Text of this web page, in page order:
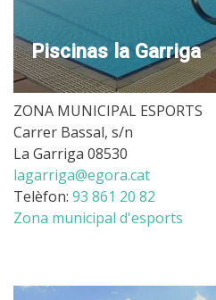
Piscinas la Garriga
ZONA MUNICIPAL ESPORTS
Carrer Bassal, s/n
La Garriga 08530
lagarriga@egora.cat
Telèfon: 93 861 20 82
Zona municipal d'esports